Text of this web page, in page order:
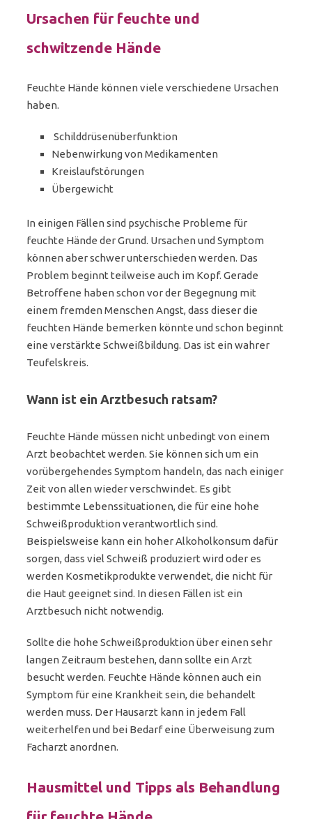
Ursachen für feuchte und
schwitzende Hände
Feuchte Hände können viele verschiedene Ursachen
haben.
Schilddrüsenüberfunktion
Nebenwirkung von Medikamenten
Kreislaufstörungen
Übergewicht
In einigen Fällen sind psychische Probleme für
feuchte Hände der Grund. Ursachen und Symptom
können aber schwer unterschieden werden. Das
Problem beginnt teilweise auch im Kopf. Gerade
Betroffene haben schon vor der Begegnung mit
einem fremden Menschen Angst, dass dieser die
feuchten Hände bemerken könnte und schon beginnt
eine verstärkte Schweißbildung. Das ist ein wahrer
Teufelskreis.
Wann ist ein Arztbesuch ratsam?
Feuchte Hände müssen nicht unbedingt von einem
Arzt beobachtet werden. Sie können sich um ein
vorübergehendes Symptom handeln, das nach einiger
Zeit von allen wieder verschwindet. Es gibt
bestimmte Lebenssituationen, die für eine hohe
Schweißproduktion verantwortlich sind.
Beispielsweise kann ein hoher Alkoholkonsum dafür
sorgen, dass viel Schweiß produziert wird oder es
werden Kosmetikprodukte verwendet, die nicht für
die Haut geeignet sind. In diesen Fällen ist ein
Arztbesuch nicht notwendig.
Sollte die hohe Schweißproduktion über einen sehr
langen Zeitraum bestehen, dann sollte ein Arzt
besucht werden. Feuchte Hände können auch ein
Symptom für eine Krankheit sein, die behandelt
werden muss. Der Hausarzt kann in jedem Fall
weiterhelfen und bei Bedarf eine Überweisung zum
Facharzt anordnen.
Hausmittel und Tipps als Behandlung